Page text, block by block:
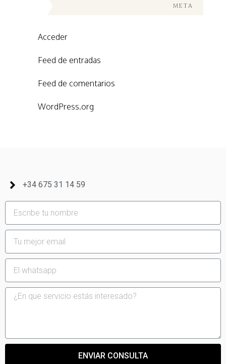
META
Acceder
Feed de entradas
Feed de comentarios
WordPress.org
+34 675 31 14 59
ENVIAR CONSULTA